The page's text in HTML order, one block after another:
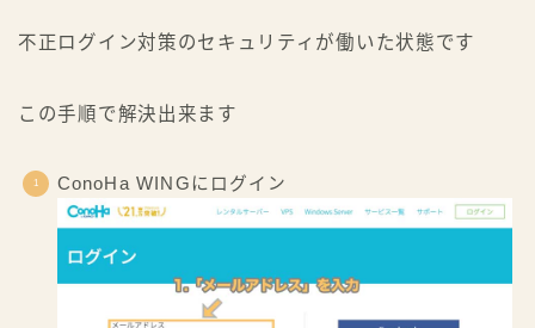
不正ログイン対策のセキュリティが働いた状態です
この手順で解決出来ます
ConoHa WINGにログイン